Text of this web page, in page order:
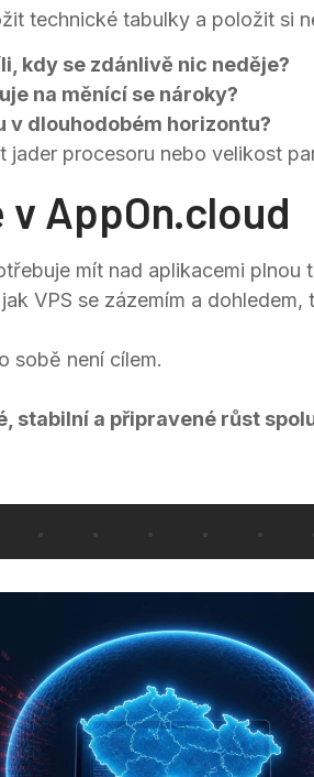
technické tabulky a položit si
kdy se zdánlivě nic neděje?
na měnící se nároky?
v dlouhodobém horizontu?
jader procesoru nebo velikost
AppOn.cloud
mít nad aplikacemi
VPS se zázemím a
sobě není cílem.
stabilní a připravené růst